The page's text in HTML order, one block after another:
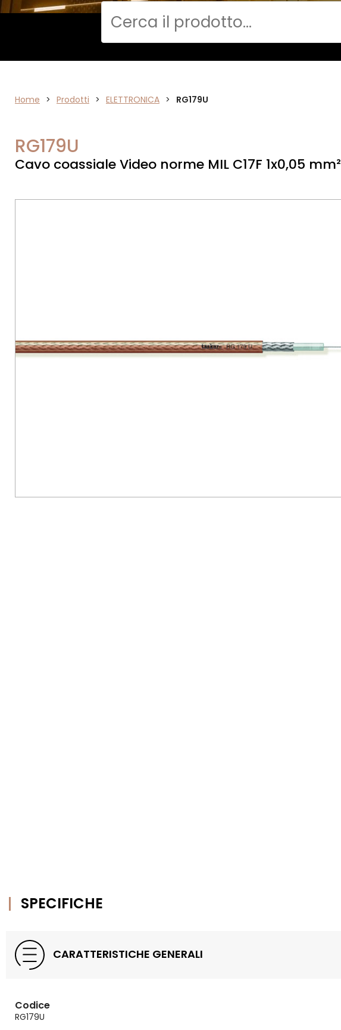
DATA
NETWORK
Cerca
Home > Prodotti > ELETTRONICA > RG179U
RG179U
Cavo coassiale Video norme MIL C17F 1x0,05 mm²
SPECIFICHE
CARATTERISTICHE GENERALI
Codice
RG179U